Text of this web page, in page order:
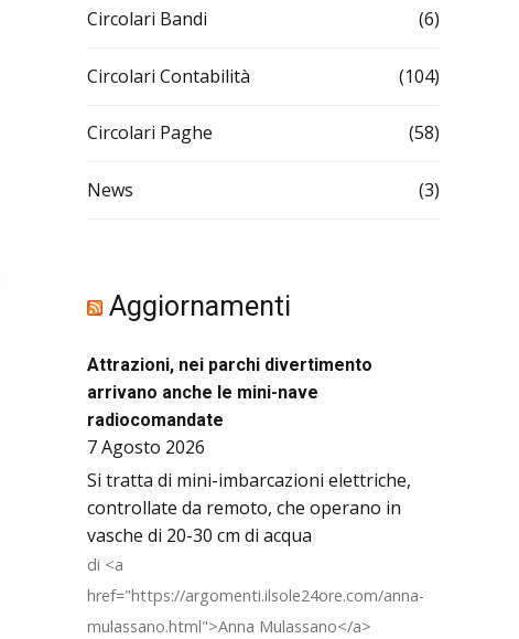
Circolari Bandi (6)
Circolari Contabilità (104)
Circolari Paghe (58)
News (3)
Aggiornamenti
Attrazioni, nei parchi divertimento
arrivano anche le mini-nave
radiocomandate
7 Agosto 2026
Si tratta di mini-imbarcazioni elettriche,
controllate da remoto, che operano in
vasche di 20-30 cm di acqua
di <a
href="https://argomenti.ilsole24ore.com/anna-
mulassano.html">Anna Mulassano</a>